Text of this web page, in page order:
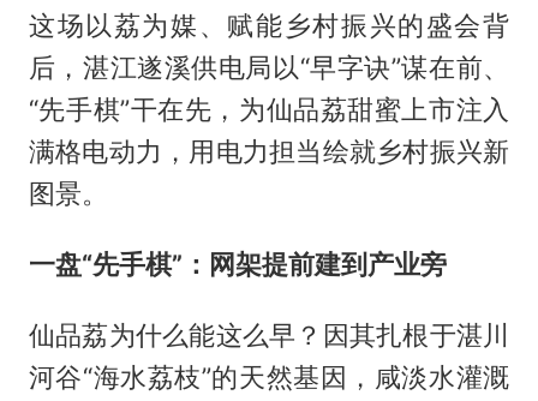
这场以荔为媒、赋能乡村振兴的盛会背
后，湛江遂溪供电局以“早字诀”谋在前、
“先手棋”干在先，为仙品荔甜蜜上市注入
满格电动力，用电力担当绘就乡村振兴新
图景。
一盘“先手棋”： 网架提前建到 产业旁
仙品荔为什么能这么早？因其扎根于湛川
河谷“海水荔枝”的天然基因，咸淡水灌溉